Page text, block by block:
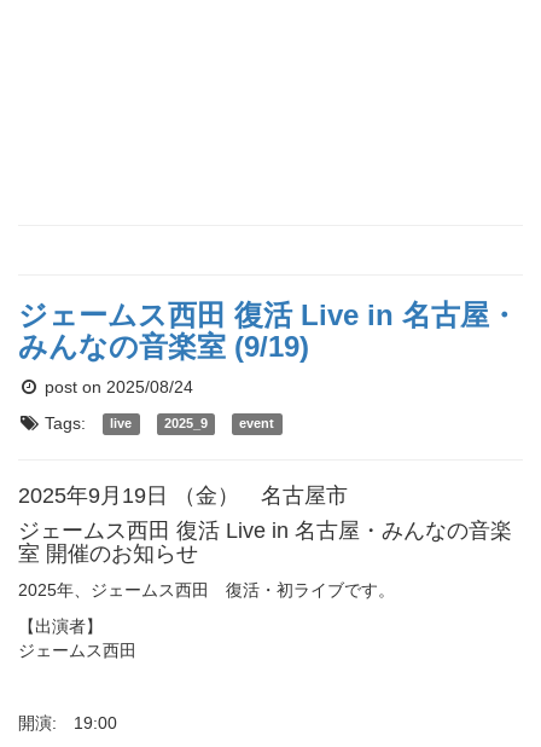
ジェームス西田 復活 Live in 名古屋・
みんなの音楽室 (9/19)
post on 2025/08/24
Tags:
live 2025_9 event
2025年9月19日 （金） 名古屋市
ジェームス西田 復活 Live in 名古屋・みんなの音楽
室 開催のお知らせ
2025年、ジェームス西田 復活・初ライブです。
【出演者】
ジェームス西田
開演: 19:00